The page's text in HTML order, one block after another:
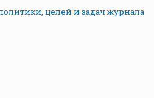
целей и задач журнала